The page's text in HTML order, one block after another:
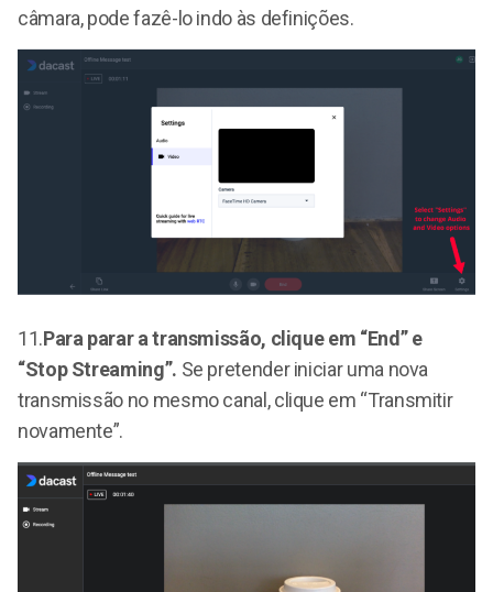
câmara, pode fazê-lo indo às definições.
11.Para parar a transmissão, clique em “End” e
“Stop Streaming”. Se pretender iniciar uma nova
transmissão no mesmo canal, clique em “Transmitir
novamente”.